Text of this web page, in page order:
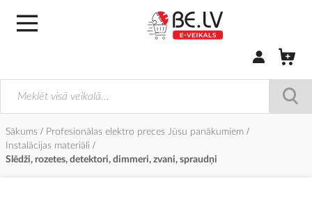
Pierakstīties/
Sākums
Profesionālas elektro preces Jūsu panākumiem
Instalācijas materiāli
Slēdži, rozetes, detektori, dimmeri, zvani, spraudņi